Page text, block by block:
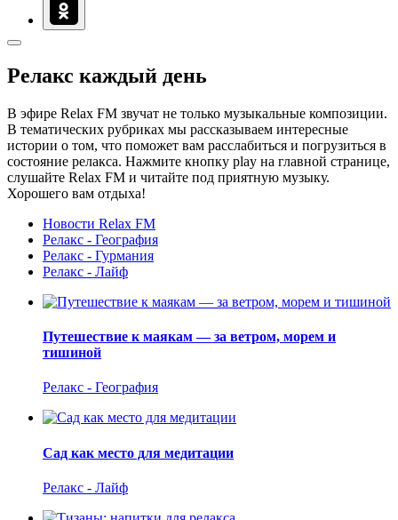
Релакс каждый день
В эфире Relax FM звучат не только музыкальные композиции.
В тематических рубриках мы рассказываем интересные
истории о том, что поможет вам расслабиться и погрузиться в
состояние релакса. Нажмите кнопку play на главной странице,
слушайте Relax FM и читайте под приятную музыку.
Хорошего вам отдыха!
Новости Relax FM
Релакс - География
Релакс - Гурмания
Релакс - Лайф
Путешествие к маякам — за ветром, морем и
тишиной
Релакс - География
Сад как место для медитации
Релакс - Лайф